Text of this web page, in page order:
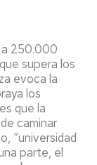
250.000
supera los
evoca la
los
que la
caminar
“universidad
parte, el